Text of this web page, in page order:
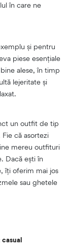
în care ne
și pentru
piese esențiale
alese, în timp
lejeritate și
un outfit de tip
că asortezi
mereu outfituri
Dacă ești în
îți oferim mai jos
sau ghetele